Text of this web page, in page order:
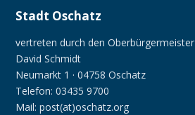
Stadt Oschatz
vertreten durch den Oberbürgermeister
David Schmidt
Neumarkt 1 · 04758 Oschatz
Telefon: 03435 9700
Mail: post(at)oschatz.org